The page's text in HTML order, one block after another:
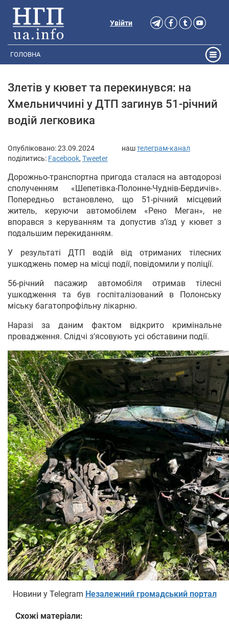
Увійти
ГОЛОВНА
Злетів у кювет та перекинувся: на
Хмельниччині у ДТП загинув 51-річний
водій легковика
Опубліковано:23.09.2024 наштелеграм-канал
поділитись: Facebook, Tweeter
Дорожньо-транспортна пригода сталася на автодорозі
сполученням «Шепетівка-Полонне-Чуднів-Бердичів».
Попередньо встановлено, що 51-річний місцевий
житель, керуючи автомобілем «Рено Меган», не
впорався з керуванням та допустив зʼїзд у кювет з
подальшим перекиданням.
У результаті ДТП водій від отриманих тілесних
ушкоджень помер на місці події, повідомили у поліції.
56-річний пасажир автомобіля отримав тілесні
ушкодження та був госпіталізований в Полонську
міську багатопрофільну лікарню.
Наразі за даним фактом відкрито кримінальне
провадження. Слідчі з’ясовують усі обставини події.
Новини у Telegram Незалежний громадський портал
Схожі матеріали: